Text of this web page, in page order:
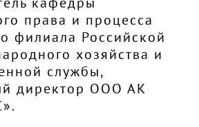
права и процесса
филиала Российской
хозяйства и
службы,
директор ООО АК